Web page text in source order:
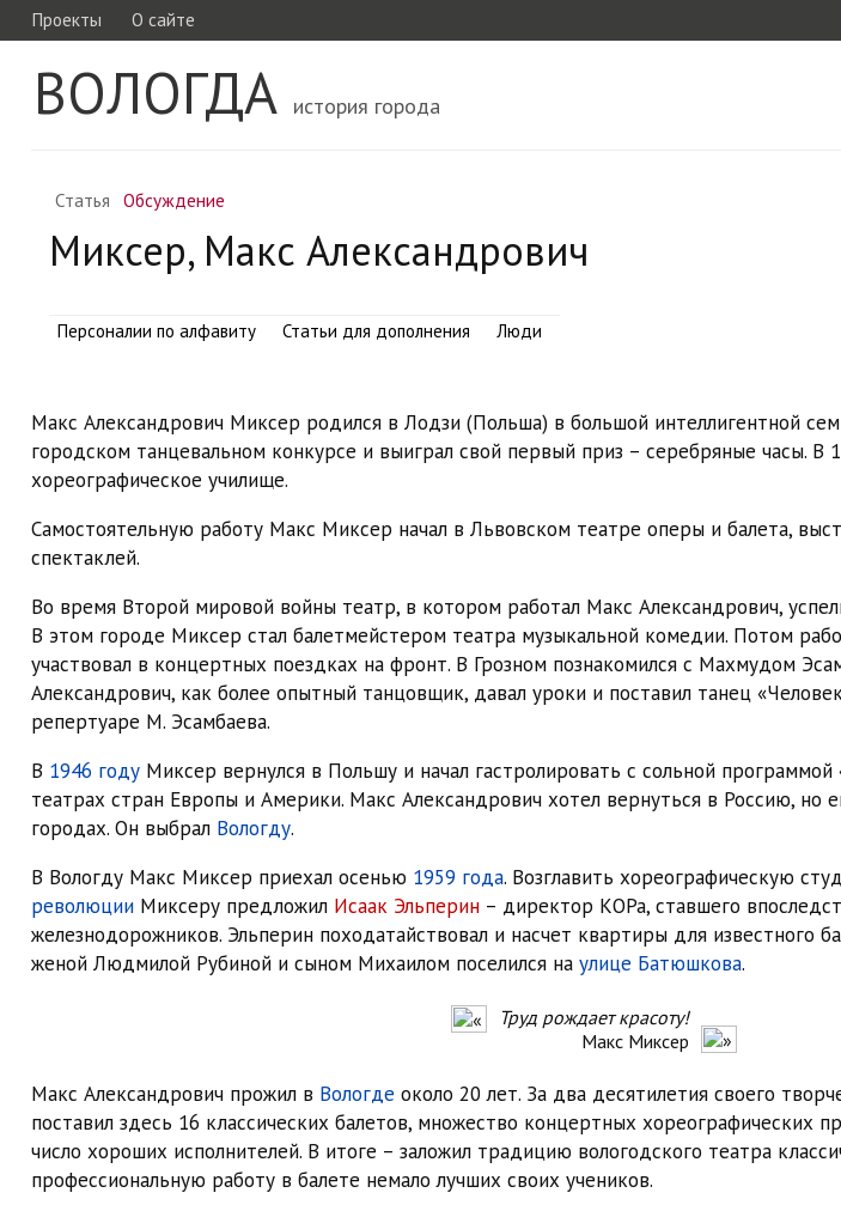
Проекты О сайте
ВОЛОГДА история города
Статья Обсуждение
Миксер, Макс Александрович
Персоналии по алфавиту Статьи для дополнения Люди
Макс Александрович Миксер родился в Лодзи (Польша) в большой интеллигентной
городском танцевальном конкурсе и выиграл свой первый приз – серебряные часы. В
хореографическое училище.
Самостоятельную работу Макс Миксер начал в Львовском театре оперы и балета,
спектаклей.
Во время Второй мировой войны театр, в котором работал Макс Александрович,
В этом городе Миксер стал балетмейстером театра музыкальной комедии. Потом
участвовал в концертных поездках на фронт. В Грозном познакомился с Махмудом
Александрович, как более опытный танцовщик, давал уроки и поставил танец
репертуаре М. Эсамбаева.
В 1946 годуМиксер вернулся в Польшу и начал гастролировать с сольной
театрах стран Европы и Америки. Макс Александрович хотел вернуться в Россию, но
городах. Он выбрал Вологду.
В Вологду Макс Миксер приехал осенью 1959 года. Возглавить хореографическую
революцииМиксеру предложил Исаак Эльперин– директор КОРа, ставшего
железнодорожников. Эльперин походатайствовал и насчет квартиры для известного
женой Людмилой Рубиной и сыном Михаилом поселился на улице Батюшкова.
Труд рождает красоту!
Макс Миксер
Макс Александрович прожил в Вологде около 20 лет. За два десятилетия своего
поставил здесь 16 классических балетов, множество концертных хореографических
число хороших исполнителей. В итоге – заложил традицию вологодского театра
профессиональную работу в балете немало лучших своих учеников.